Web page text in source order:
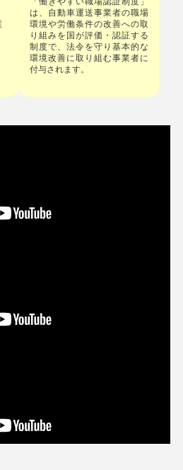
は、自動車運送事業者の職場
環境や労働条件の改善への取
り組みを国が評価・認証する
制度で、法令を守り基本的な
環境改善に取り組む事業者に
付与されます。